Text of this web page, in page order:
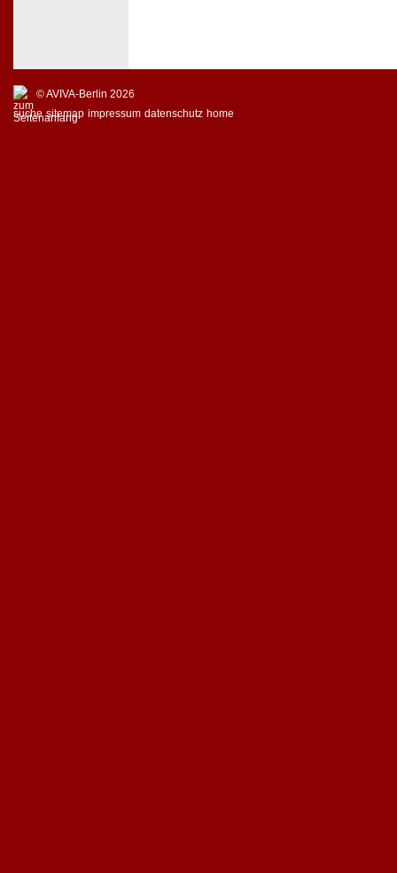
© AVIVA-Berlin 2026
suche sitemap impressum datenschutz home